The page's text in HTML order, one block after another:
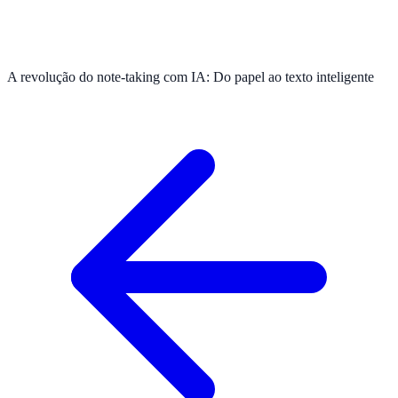
A revolução do note-taking com IA: Do papel ao texto inteligente